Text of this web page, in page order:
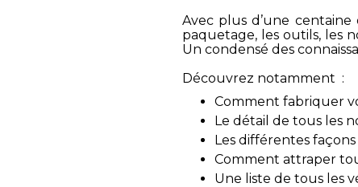
Avec plus d’une centaine
paquetage, les outils, les
Un condensé des
Découvrez notamment :
Comment fabriquer
Le détail de tous les
Les différentes
Comment attraper
Une liste de tous les